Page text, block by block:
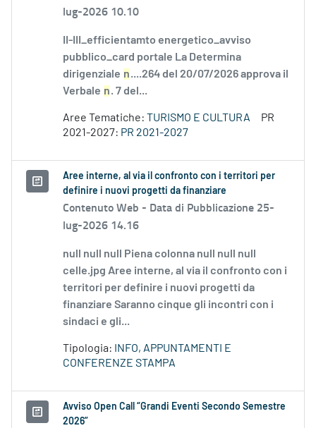
lug-2026 10.10
II-III_efficientamto energetico_avviso
pubblico_card portale La Determina
dirigenziale n....264 del 20/07/2026 approva il
Verbale n. 7 del...
Aree Tematiche: TURISMO E CULTURA
PR
2021-2027: PR 2021-2027
Aree interne, al via il confronto con i territori per
definire i nuovi progetti da finanziare
Contenuto Web - Data di Pubblicazione 25-
lug-2026 14.16
null null null Piena colonna null null null
celle.jpg Aree interne, al via il confronto con i
territori per definire i nuovi progetti da
finanziare Saranno cinque gli incontri con i
sindaci e gli...
Tipologia:
INFO, APPUNTAMENTI E
CONFERENZE STAMPA
Avviso Open Call “Grandi Eventi Secondo Semestre
2026”